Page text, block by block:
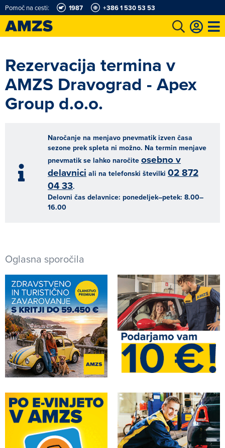
Pomoč na cesti: 1987 +386 1 530 53 53
Rezervacija termina v
AMZS Dravograd - Apex
Group d.o.o.
Naročanje na menjavo pnevmatik izven časa
sezone prek spleta ni možno. Na termin menjave
pnevmatik se lahko naročiteosebno v
delavniciali na telefonski številki 02 872
04 33.
Delovni čas delavnice: ponedeljek–petek: 8.00–
16.00
Oglasna sporočila